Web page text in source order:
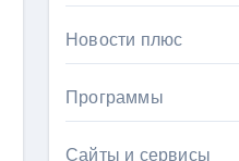
Новости плюс
Программы
Сайты и сервисы